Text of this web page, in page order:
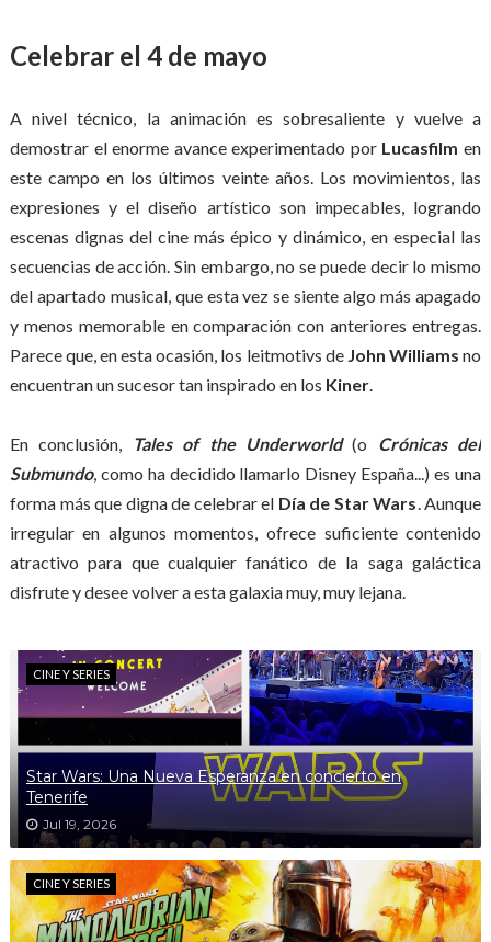
Celebrar el 4 de mayo
A nivel técnico, la animación es sobresaliente y vuelve a
demostrar el enorme avance experimentado por Lucasfilm en
este campo en los últimos veinte años. Los movimientos, las
expresiones y el diseño artístico son impecables, logrando
escenas dignas del cine más épico y dinámico, en especial las
secuencias de acción. Sin embargo, no se puede decir lo mismo
del apartado musical, que esta vez se siente algo más apagado
y menos memorable en comparación con anteriores entregas.
Parece que, en esta ocasión, los leitmotivs de John Williams no
encuentran un sucesor tan inspirado en los Kiner.
En conclusión, Tales of the Underworld(o Crónicas del
Submundo, como ha decidido llamarlo Disney España...) es una
forma más que digna de celebrar el Día de Star Wars. Aunque
irregular en algunos momentos, ofrece suficiente contenido
atractivo para que cualquier fanático de la saga galáctica
disfrute y desee volver a esta galaxia muy, muy lejana.
CINE Y SERIES
Star Wars: Una Nueva Esperanza en concierto en
Tenerife
Jul 19, 2026
CINE Y SERIES